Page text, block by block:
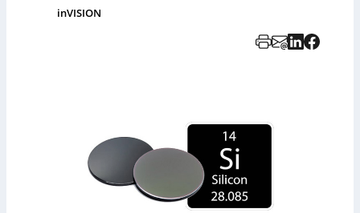
inVISION